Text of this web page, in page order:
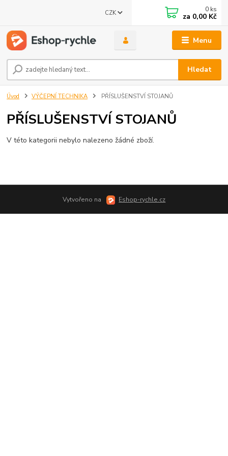
Menu
CZK
Hledat
0 ks
za 0,00 Kč
Úvod VÝČEPNÍ TECHNIKA PŘÍSLUŠENSTVÍ STOJANŮ
PŘÍSLUŠENSTVÍ STOJANŮ
V této kategorii nebylo nalezeno žádné zboží.
Vytvořeno na Eshop-rychle.cz